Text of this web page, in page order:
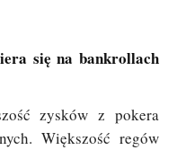
się na bankrollach
zysków z pokera
Większość regów